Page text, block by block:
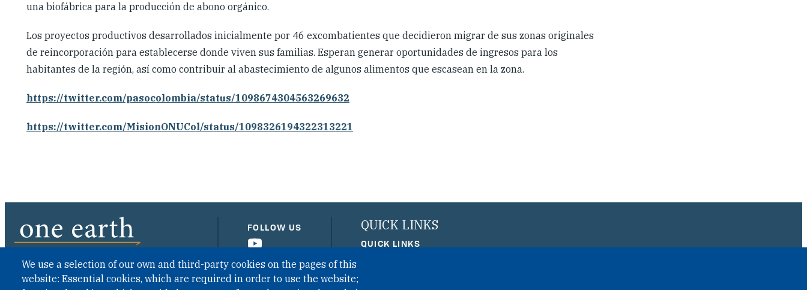
una biofábrica para la producción de abono orgánico.
Los proyectos productivos desarrollados inicialmente por 46 excombatientes que decidieron migrar de sus zonas originales
de reincorporación para establecerse donde viven sus familias. Esperan generar oportunidades de ingresos para los
habitantes de la región, así como contribuir al abastecimiento de algunos alimentos que escasean en la zona.
https://twitter.com/pasocolombia/status/1098674304563269632
https://twitter.com/MisionONUCol/status/1098326194322313221
We use a selection of our own and third-party cookies on the pages of this
website: Essential cookies, which are required in order to use the website;
FOLLOW US QUICK LINKS
QUICK LINKS